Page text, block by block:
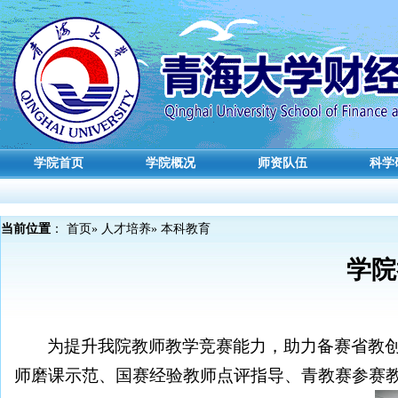
学院首页 学院概况 师资队伍 科学
当前位置 ： 首页» 人才培养» 本科教育
学
为提升我院教师教学竞赛能力，助力备赛省教
师磨课示范、国赛经验教师点评指导、青教赛参